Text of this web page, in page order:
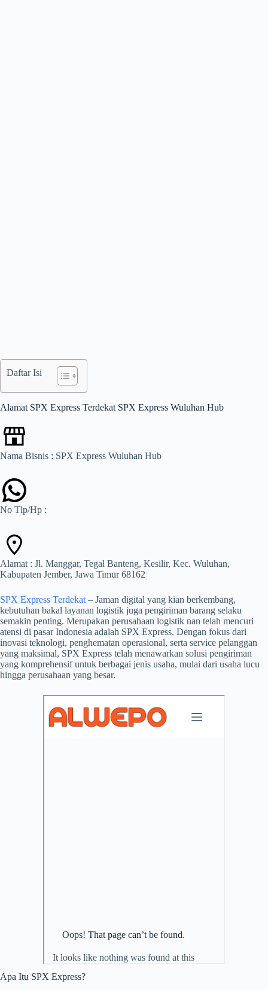
Daftar Isi
Alamat SPX Express Terdekat SPX Express Wuluhan Hub
Nama Bisnis : SPX Express Wuluhan Hub
No Tlp/Hp :
Alamat : Jl. Manggar, Tegal Banteng, Kesilir, Kec. Wuluhan,
Kabupaten Jember, Jawa Timur 68162
SPX Express Terdekat – Jaman digital yang kian berkembang,
kebutuhan bakal layanan logistik juga pengiriman barang selaku
semakin penting. Merupakan perusahaan logistik nan telah mencuri
atensi di pasar Indonesia adalah SPX Express. Dengan fokus dari
inovasi teknologi, penghematan operasional, serta service pelanggan
yang maksimal, SPX Express telah menawarkan solusi pengiriman
yang komprehensif untuk berbagai jenis usaha, mulai dari usaha lucu
hingga perusahaan yang besar.
Apa Itu SPX Express?